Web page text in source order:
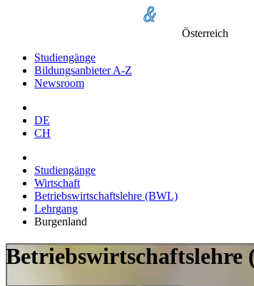
Österreich
Studiengänge
Bildungsanbieter A-Z
Newsroom
DE
CH
Studiengänge
Wirtschaft
Betriebswirtschaftslehre (BWL)
Lehrgang
Burgenland
Betriebswirtschaftslehre